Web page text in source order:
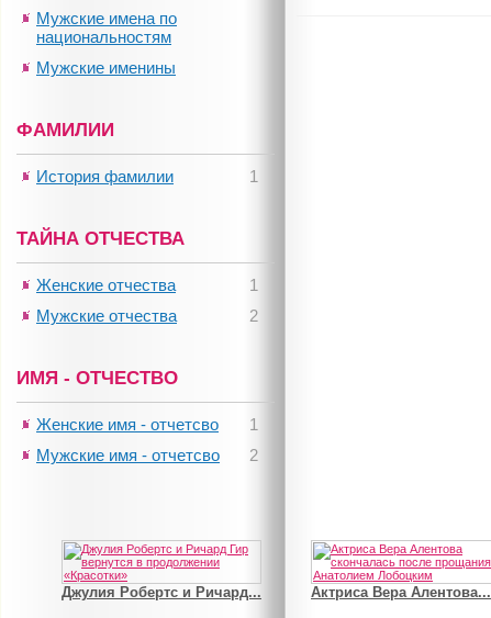
Мужские имена по
национальностям
Мужские именины
ФАМИЛИИ
1
История фамилии
ТАЙНА ОТЧЕСТВА
1
Женские отчества
2
Мужские отчества
ИМЯ - ОТЧЕСТВО
1
Женские имя - отчетсво
2
Мужские имя - отчетсво
Джулия Робертс и Ричард... Актриса Вера Алентова...